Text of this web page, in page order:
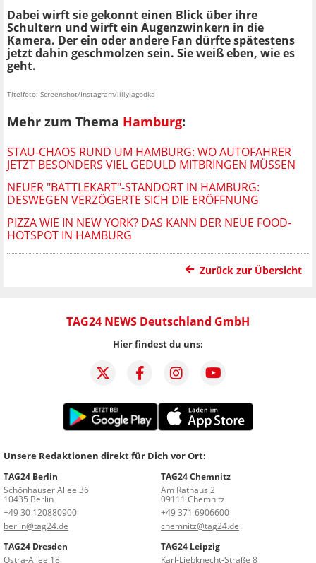
Dabei wirft sie gekonnt einen Blick über ihre
Schultern und wirft ein Augenzwinkern in die
Kamera. Der ein oder andere Fan dürfte spätestens
jetzt dahin geschmolzen sein. Sie weiß eben, wie es
geht.
Titelfoto: Screenshot/Instagram/lillylagodka
Mehr zum Thema Hamburg:
STAU-CHAOS RUND UM HAMBURG: WO AUTOFAHRER
JETZT BESONDERS VIEL GEDULD MITBRINGEN MÜSSEN
NEUER "BATTLEKART"-STANDORT IN HAMBURG:
DESWEGEN VERZÖGERTE SICH DIE ERÖFFNUNG
PIZZA WIE IN NEW YORK? DAS KANN DER NEUE FOOD-
HOTSPOT IN HAMBURG
Zurück zur Übersicht
TAG24 NEWS Deutschland GmbH
Hier findest du uns:
Unsere Redaktionen direkt für Dich vor Ort:
TAG24 Berlin
Schönhauser Allee 36
10435 Berlin
+49 30 120880900
berlin@tag24.de
TAG24 Chemnitz
Am Rathaus 2
09111 Chemnitz
+49 371 6906600
chemnitz@tag24.de
TAG24 Dresden
Ostra-Allee 18
TAG24 Leipzig
Karl-Liebknecht-Straße 8